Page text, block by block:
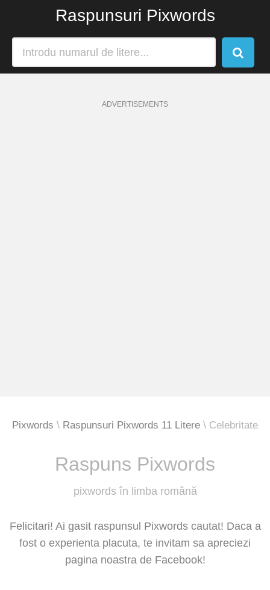
Raspunsuri Pixwords
ADVERTISEMENTS
Pixwords Raspunsuri Pixwords 11 Litere Celebritate
Raspuns Pixwords
pixwords în limba română
Felicitari! Ai gasit raspunsul Pixwords cautat! Daca a
fost o experienta placuta, te invitam sa apreciezi
pagina noastra de Facebook!